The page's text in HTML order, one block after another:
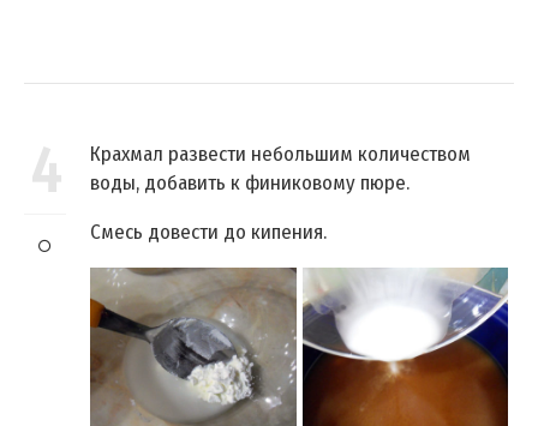
4
Крахмал развести небольшим количеством
воды, добавить к финиковому пюре.
Смесь довести до кипения.